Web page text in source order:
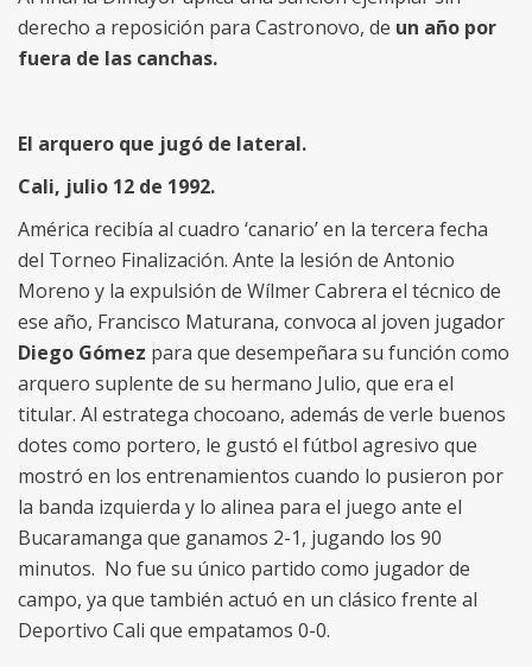
derecho a reposición para Castronovo, de un año por
fuera de las canchas.
El arquero que jugó de lateral.
Cali, julio 12 de 1992.
América recibía al cuadro ‘canario’ en la tercera fecha
del Torneo Finalización. Ante la lesión de Antonio
Moreno y la expulsión de Wílmer Cabrera el técnico de
ese año, Francisco Maturana, convoca al joven jugador
Diego Gómez para que desempeñara su función como
arquero suplente de su hermano Julio, que era el
titular. Al estratega chocoano, además de verle buenos
dotes como portero, le gustó el fútbol agresivo que
mostró en los entrenamientos cuando lo pusieron por
la banda izquierda y lo alinea para el juego ante el
Bucaramanga que ganamos 2-1, jugando los 90
minutos. No fue su único partido como jugador de
campo, ya que también actuó en un clásico frente al
Deportivo Cali que empatamos 0-0.